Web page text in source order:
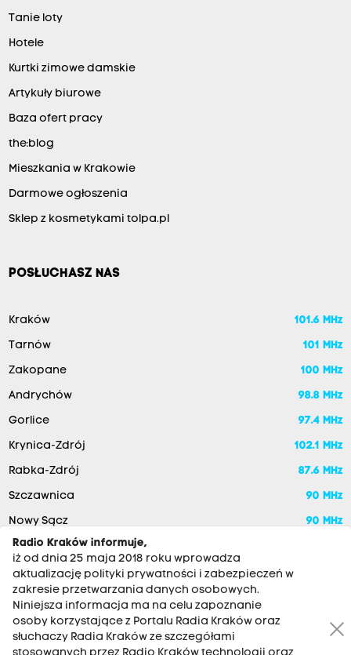
Tanie loty
Hotele
Kurtki zimowe damskie
Artykuły biurowe
Baza ofert pracy
the:blog
Mieszkania w Krakowie
Darmowe ogłoszenia
Sklep z kosmetykami tolpa.pl
POSŁUCHASZ NAS
Kraków 101.6 MHz
Tarnów 101 MHz
Zakopane 100 MHz
Andrychów 98.8 MHz
Gorlice 97.4 MHz
Krynica-Zdrój 102.1 MHz
Rabka-Zdrój 87.6 MHz
Szczawnica 90 MHz
Nowy Sącz
90 MHz
Radio Kraków informuje,
iż od dnia 25 maja 2018 roku wprowadza
aktualizację polityki prywatności i zabezpieczeń w
zakresie przetwarzania danych osobowych.
Niniejsza informacja ma na celu zapoznanie
osoby korzystające z Portalu Radia Kraków oraz
słuchaczy Radia Kraków ze szczegółami